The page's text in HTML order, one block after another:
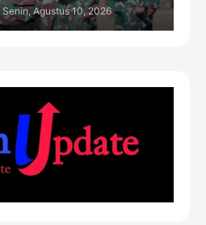
Senin, Agustus 10, 2026